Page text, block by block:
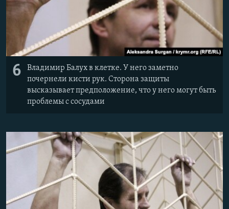
6
Владимир Балух в клетке. У него заметно
почернели кисти рук. Сторона защиты
высказывает предположение, что у него могут быть
проблемы с сосудами